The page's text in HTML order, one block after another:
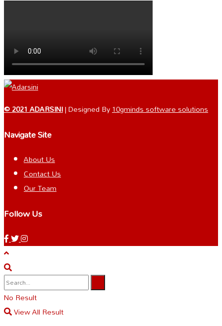
© 2021 ADARSINI| Designed By10gminds software solutions
Navigate Site
About Us
Contact Us
Our Team
Follow Us
No Result
View All Result